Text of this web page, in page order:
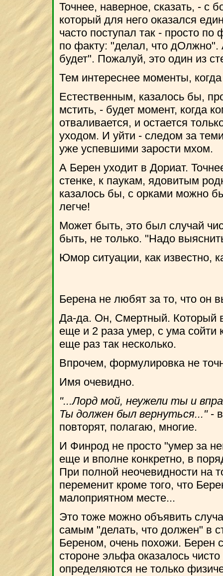
Точнее, наверное, сказать, - с
который для него оказался
часто поступал так - просто
по факту: "делал, что дОлжно".
будет". Пожалуй, это один из
Тем интереснее моменты,
Естественным, казалось бы,
мстить, - будет момент, когда
отваливается, и остается
уходом. И уйти - следом за
уже успевшими зарости мхом.
А Берен уходит в Дориат.
стенке, к паукам, ядовитым
казалось бы, с орками можно
легче!
Может быть, это был случай
быть, не только. "Надо
Юмор ситуации, как известно,
Берена не любят за то, что он
Да-да. Он, Смертный. Который
еще и 2 раза умер, с ума
еще раз так несколько.
Впрочем, формулировка не
Имя очевидно.
"...Лорд мой, неужели ты и
Ты должен был вернуться..."-
повторят, полагаю, многие.
И Финрод не просто "умер за
еще и вполне конкретно, в
При полной неочевидности на
переменит кроме того, что
малоприятном месте...
Это тоже можно объявить
самым "делать, что должен" в
Береном, очень похожи. Берен
стороне эльфа оказалось
определяются не только